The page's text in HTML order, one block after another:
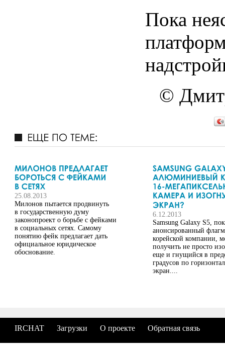
Пока
©
25.08.2013
Милонов пытается продвинуть
в государственную думу
законопроект о борьбе с фейками
в социальных сетях. Самому
понятию фейк предлагает дать
официальное юридическое
обоснование.
6.12.2013
Samsung Galaxy S5,
анонсированный
корейской компании,
получить не просто
еще и гнущийся в
градусов по
экран....
IRCHAT Загрузки О проекте Обратная связь